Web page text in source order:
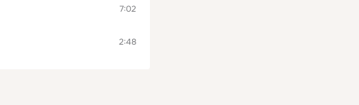
7:02
2:48